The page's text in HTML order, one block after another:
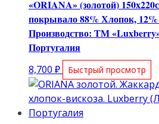
«ORIANA» (золотой)
покрывало 88% Хлопок, 12%
Производство: ТМ
Португалия
8,700 ₽ Быстрый просмотр